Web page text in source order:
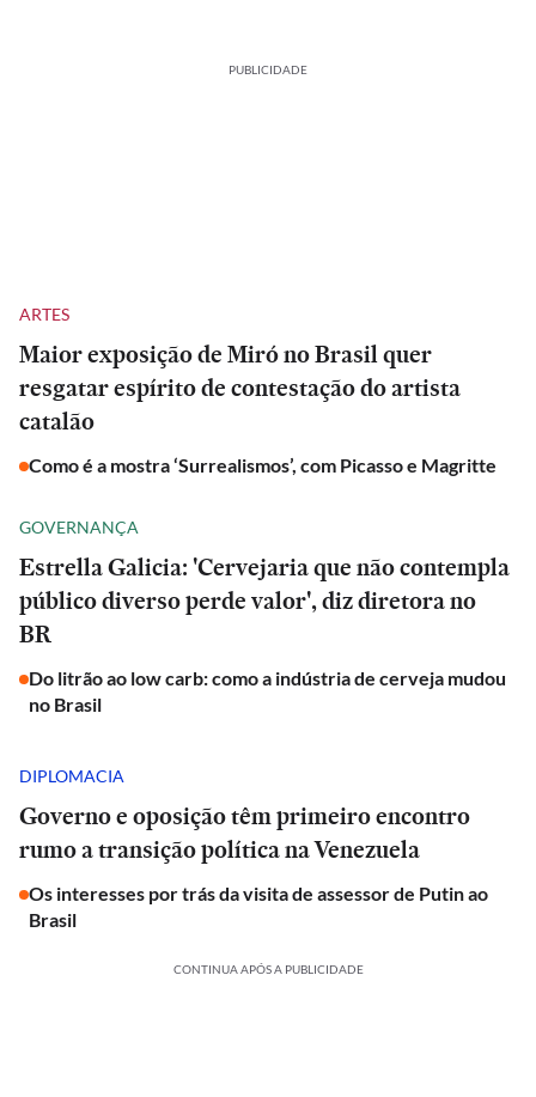
PUBLICIDADE
ARTES
Maior exposição de Miró no Brasil quer
resgatar espírito de contestação do artista
catalão
Como é a mostra ‘Surrealismos’, com Picasso e Magritte
GOVERNANÇA
Estrella Galicia: 'Cervejaria que não contempla
público diverso perde valor', diz diretora no
BR
Do litrão ao low carb: como a indústria de cerveja mudou
no Brasil
DIPLOMACIA
Governo e oposição têm primeiro encontro
rumo a transição política na Venezuela
Os interesses por trás da visita de assessor de Putin ao
Brasil
CONTINUA APÓS A PUBLICIDADE